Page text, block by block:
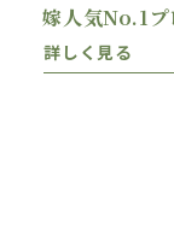
嫁人気No.1プ
詳しく見る